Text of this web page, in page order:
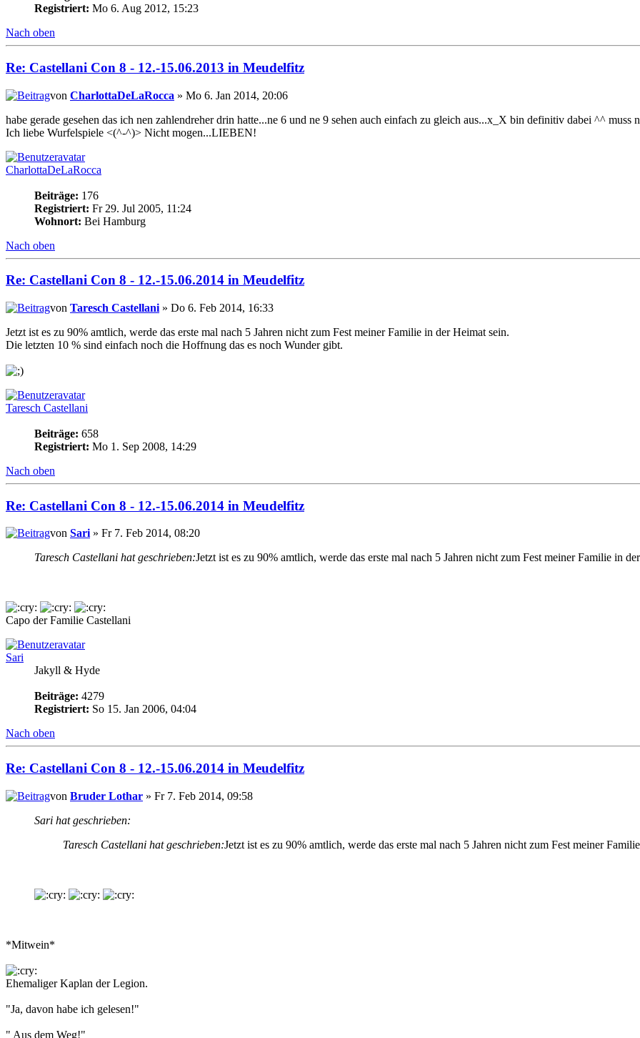
Registriert: Mo 6. Aug 2012, 15:23
Nach oben
Re: Castellani Con 8 - 12.-15.06.2013 in Meudelfitz
von CharlottaDeLaRocca » Mo 6. Jan 2014, 20:06
habe gerade gesehen das ich nen zahlendreher drin hatte...ne 6 und ne 9 sehen auch einfach zu gleich aus...x_X bin definitiv dabei ^^ muss
Ich liebe Wurfelspiele <(^-^)> Nicht mogen...LIEBEN!
CharlottaDeLaRocca
Beiträge: 176
Registriert: Fr 29. Jul 2005, 11:24
Wohnort: Bei Hamburg
Nach oben
Re: Castellani Con 8 - 12.-15.06.2014 in Meudelfitz
von Taresch Castellani » Do 6. Feb 2014, 16:33
Jetzt ist es zu 90% amtlich, werde das erste mal nach 5 Jahren nicht zum Fest meiner Familie in der Heimat sein.
Die letzten 10 % sind einfach noch die Hoffnung das es noch Wunder gibt.
Taresch Castellani
Beiträge: 658
Registriert: Mo 1. Sep 2008, 14:29
Nach oben
Re: Castellani Con 8 - 12.-15.06.2014 in Meudelfitz
von Sari » Fr 7. Feb 2014, 08:20
Taresch Castellani hat geschrieben:Jetzt ist es zu 90% amtlich, werde das erste mal nach 5 Jahren nicht zum Fest meiner Familie in
Capo der Familie Castellani
Sari
Jakyll & Hyde
Beiträge: 4279
Registriert: So 15. Jan 2006, 04:04
Nach oben
Re: Castellani Con 8 - 12.-15.06.2014 in Meudelfitz
von Bruder Lothar » Fr 7. Feb 2014, 09:58
Sari hat geschrieben:
Taresch Castellani hat geschrieben:Jetzt ist es zu 90% amtlich, werde das erste mal nach 5 Jahren nicht zum Fest meiner
*Mitwein*
Ehemaliger Kaplan der Legion.
"Ja, davon habe ich gelesen!"
" Aus dem Weg!"